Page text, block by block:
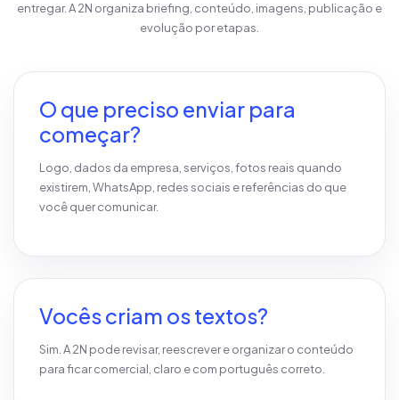
entregar. A 2N organiza briefing, conteúdo, imagens, publicação e
evolução por etapas.
O que preciso enviar para
começar?
Logo, dados da empresa, serviços, fotos reais quando
existirem, WhatsApp, redes sociais e referências do que
você quer comunicar.
Vocês criam os textos?
Sim. A 2N pode revisar, reescrever e organizar o conteúdo
para ficar comercial, claro e com português correto.